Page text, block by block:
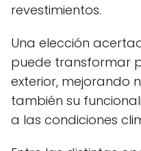
revestimientos.
Una elección
puede transformar
exterior, mejorando
también su
a las condiciones